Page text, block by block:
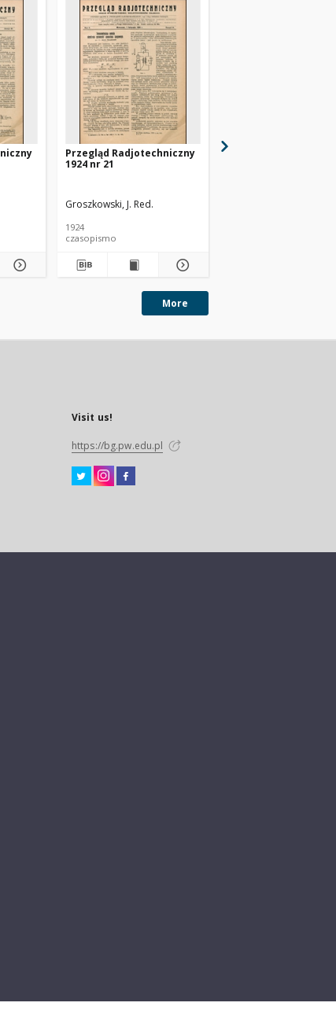
Przegląd Radjotechniczny
1924 nr 21
Groszkowski, J. Red.
1924
czasopismo
More
Visit us!
https://bg.pw.edu.pl